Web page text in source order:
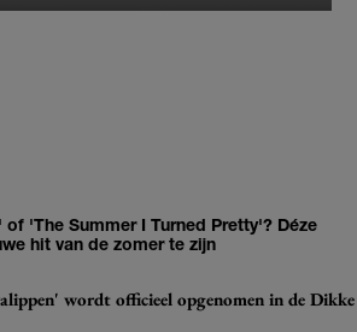
'The Summer I Turned Pretty'? Déze
hit van de zomer te zijn
wordt officieel opgenomen in de Dikke